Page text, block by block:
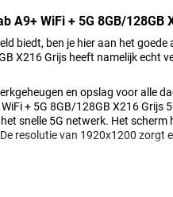
A9+ WiFi + 5G 8GB/128GB
biedt, ben je hier aan het goede
X216 Grijs heeft namelijk echt
en opslag voor alle
+ 5G 8GB/128GB X216 Grijs
snelle 5G netwerk. Het scherm
resolutie van 1920x1200 zorgt